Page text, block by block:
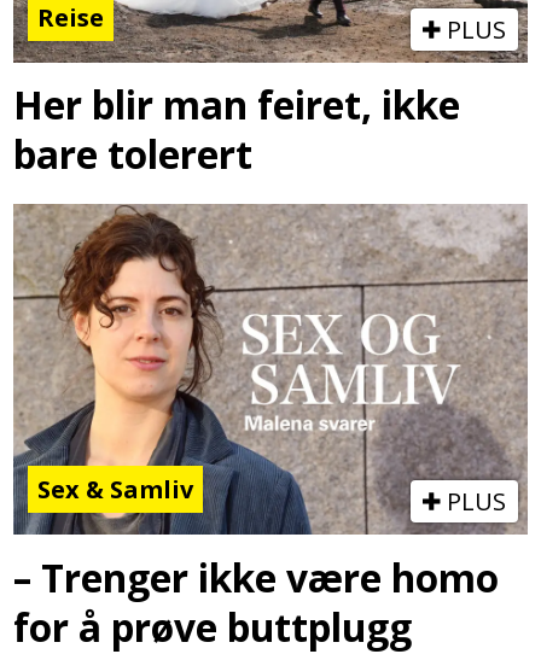
Reise PLUS
Her blir man feiret, ikke
bare tolerert
Sex & Samliv PLUS
– Trenger ikke være homo
for å prøve buttplugg